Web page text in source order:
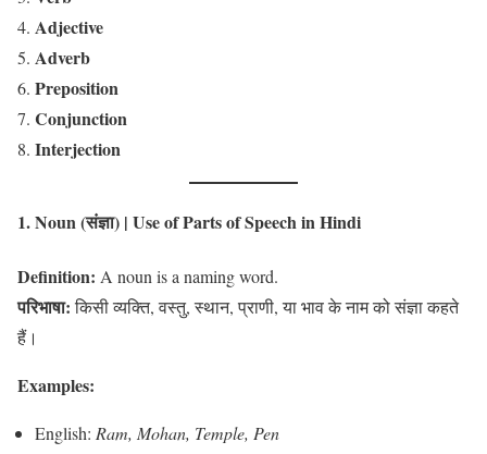
Adjective
Adverb
Preposition
Conjunction
Interjection
1. Noun (संज्ञा) | Use of Parts of Speech in Hindi
Definition: A noun is a naming word.
परिभाषा:किसी व्यक्ति, वस्तु, स्थान, प्राणी, या भाव के नाम को संज्ञा कहते
हैं।
Examples:
English: Ram, Mohan, Temple, Pen